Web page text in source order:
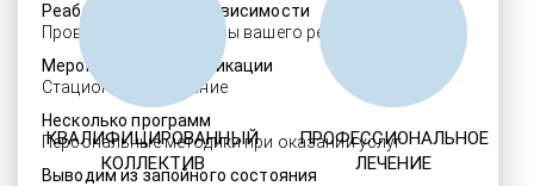
Реабилитация алкозависимости
Проверенные ребцентры вашего региона
Мероприятия детоксикации
Стационарное лечение
Несколько программ
Персональные методики при оказании услуг
Выводим из запойного состояния
КВАЛИФИЦИРОВАННЫЙ
КОЛЛЕКТИВ
ПРОФЕССИОНАЛЬНОЕ
ЛЕЧЕНИЕ